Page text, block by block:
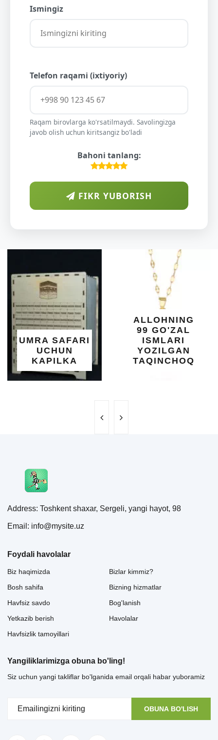
Ismingiz
Telefon raqami (ixtiyoriy)
Raqam birovlarga ko'rsatilmaydi. Savolingizga
javob olish uchun kiritsangiz bo'ladi
Bahoni tanlang:
FIKR YUBORISH
ALLOHNING
99 GO'ZAL
YOZILGAN
TAQINCHOQ
Address: Toshkent shaxar, Sergeli, yangi hayot, 98
Email: info@mysite.uz
Foydali havolalar
Biz haqimizda
Bosh sahifa
Havfsiz savdo
Yetkazib berish
Havfsizlik tamoyillari
Bizlar kimmiz?
Bizning hizmatlar
Bog'lanish
Havolalar
Yangiliklarimizga obuna bo'ling!
Siz uchun yangi takliflar bo'lganida email orqali habar yuboramiz
OBUNA BO'LISH